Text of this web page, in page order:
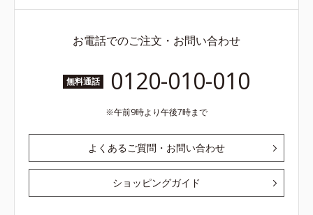
お電話でのご注文・お問い合わせ
無料通話 0120-010-010
午前9時より午後7時まで
よくあるご質問・お問い合わせ
ショッピングガイド